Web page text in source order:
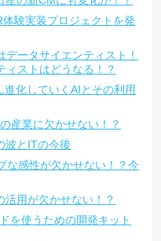
験実装プロジェクトを発
ータサイエンティスト！
ィストはどうなる！？
化していくAIとその利用
産業に欠かせない！？
波とITの今後
な感性が欠かせない！？今
活用が欠かせない！？
を使うための開発キット